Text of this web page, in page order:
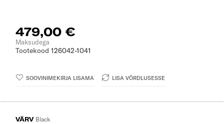
479,00 €
Maksudega
Tootekood 126042-1041
SOOVINIMEKIRJA LISAMA LISA VÕRDLUSESSE
VÄRV Black